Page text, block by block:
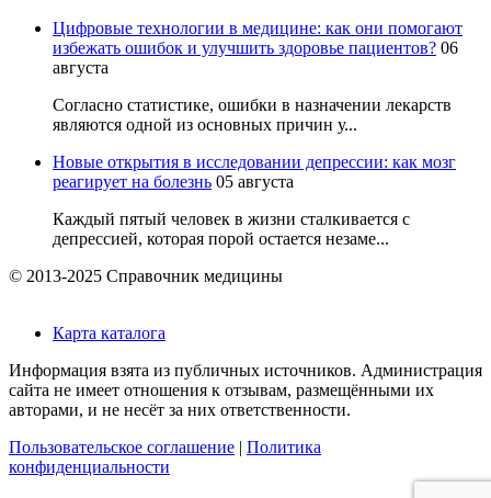
Цифровые технологии в медицине: как они помогают
избежать ошибок и улучшить здоровье пациентов? 06
августа
Согласно статистике, ошибки в назначении лекарств
являются одной из основных причин у...
Новые открытия в исследовании депрессии: как мозг
реагирует на болезнь 05 августа
Каждый пятый человек в жизни сталкивается с
депрессией, которая порой остается незаме...
© 2013-2025 Справочник медицины
Карта каталога
Информация взята из публичных источников. Администрация
сайта не имеет отношения к отзывам, размещёнными их
авторами, и не несёт за них ответственности.
Пользовательское соглашение
Политика
конфиденциальности